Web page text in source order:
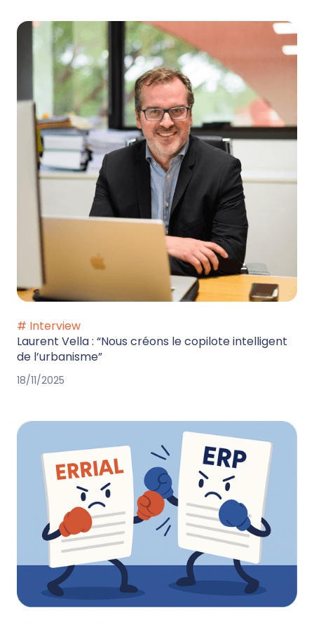
# Interview
Laurent Vella : “Nous créons le copilote intelligent
de l’urbanisme”
18/11/2025